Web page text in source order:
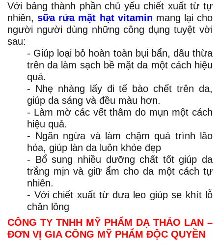
Với bảng thành phần chủ yếu chiết xuất từ tự
nhiên, sữa rửa mặt hạt vitamin mang lại cho
người người dùng những công dụng tuyệt vời
sau:
- Giúp loại bỏ hoàn toàn bụi bẩn, dầu thừa
trên da làm sạch bề mặt da một cách hiệu
quả.
- Nhẹ nhàng lấy đi tế bào chết trên da,
giúp da sáng và đều màu hơn.
- Làm mờ các vết thâm do mụn một cách
hiệu quả.
- Ngăn ngừa và làm chậm quá trình lão
hóa, giúp làn da luôn khỏe đẹp
- Bổ sung nhiều dưỡng chất tốt giúp da
trắng mịn và giữ ẩm cho da một cách tự
nhiên.
- Với chiết xuất từ dưa leo giúp se khít lỗ
chân lông
CÔNG TY TNHH MỸ PHẨM DẠ THẢO LAN –
ĐƠN VỊ GIA CÔNG MỸ PHẨM ĐỘC QUYỀN